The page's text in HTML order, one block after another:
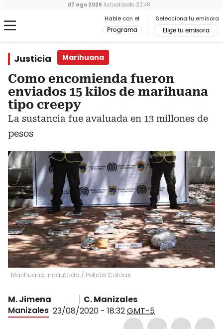
Hable con el
Programa
Selecciona tu emisora
Elige tu emisora
07 ago 2026 Actualizado 22:48
Justicia Marihuana
Como encomienda fueron
enviados 15 kilos de marihuana
tipo creepy
La sustancia fue avaluada en 13 millones de
pesos
Marihuana incautada / Policía Caldas
M. Jimena
C. Manizales
Manizales 23/08/2020 - 18:32GMT-5